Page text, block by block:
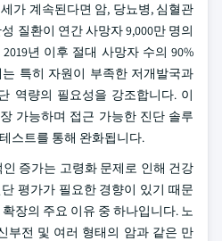
가 계속된다면 암, 당뇨병, 심혈관
질환이 연간 사망자 9,000만 명의
년 이후 절대 사망자 수의 90%
특히 자원이 부족한 저개발국과
역량의 필요성을 강조합니다. 이
가능하며 접근 가능한 진단 솔루
스트를 통해 완화됩니다.
증가는 고령화 문제로 인해 건강
평가가 필요한 경향이 있기 때문
장의 주요 이유 중 하나입니다. 노
부전 및 여러 형태의 암과 같은 만